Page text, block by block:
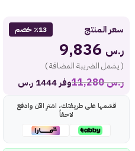
سعر المنتج ٪13 خصم
ر.س
( يشمل الضريبة المضافة )
ر.س11,280 وفر 1444 ر.س
قسّمها على طريقتك، اشترِ الآن وادفع
لاحقاً